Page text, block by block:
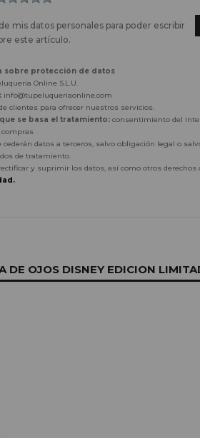
mis datos personales para poder escribir
este artículo.
sobre protección de datos
Online S.L.U.
info@tupeluqueriaonline.com
clientes para ofrecer nuestros servicios.
se basa el tratamiento:consentimiento del
datos a terceros, salvo obligación legal o
de tratamiento.
y suprimir los datos, así como otros derechos
DE OJOS DISNEY EDICION